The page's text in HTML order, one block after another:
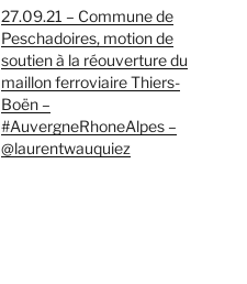
27.09.21 – Commune de
Peschadoires, motion de
soutien à la réouverture du
maillon ferroviaire Thiers-
Boën –
#AuvergneRhoneAlpes –
@laurentwauquiez